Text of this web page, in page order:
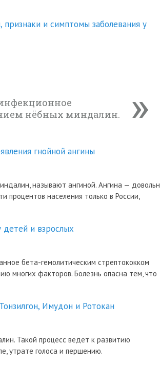
и симптомы заболевания у
нёбных миндалин.
гнойной ангины
называют ангиной. Ангина —
процентов населения только в России,
детей и взрослых
бета-гемолитическим стрептококком
многих факторов. Болезнь опасна тем, что
Имудон и Ротокан
Такой процесс ведет к развитию
утрате голоса и першению.